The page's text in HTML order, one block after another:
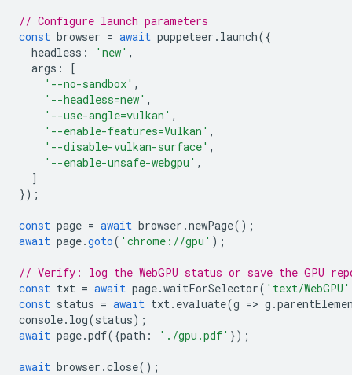
// Configure launch parameters
const browser = await puppeteer . launch({
headless : 'new' ,
args :
[
'--no-sandbox' ,
'--headless=new' ,
'--use-angle=vulkan' ,
'--enable-features=Vulkan' ,
'--disable-vulkan-surface' ,
'--enable-unsafe-webgpu' ,
]
});
const page = await browser .newPage();
await page.goto( 'chrome://gpu' );
// Verify: log the WebGPU status or save the GPU
const txt = await page.waitForSelector( 'text/WebGPU'
const status = await txt. evaluate(g => g .
console. log(status);
await page.pdf({path : './gpu.pdf' });
await browser .close();